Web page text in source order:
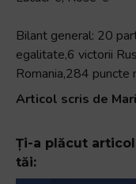
Bilant general: 20
egalitate,6 victorii
Romania,284 puncte
Articol scris de
Ți-a plăcut
tăi: